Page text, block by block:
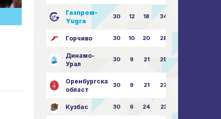
Газпром-
Yugra
30 12 18 34
Горчиво 30 10 20 28
Динамо-
Урал
30 9 21 29 41:70
Оренбургска
област
30 9 21 27
Кузбас 30 6 24 23